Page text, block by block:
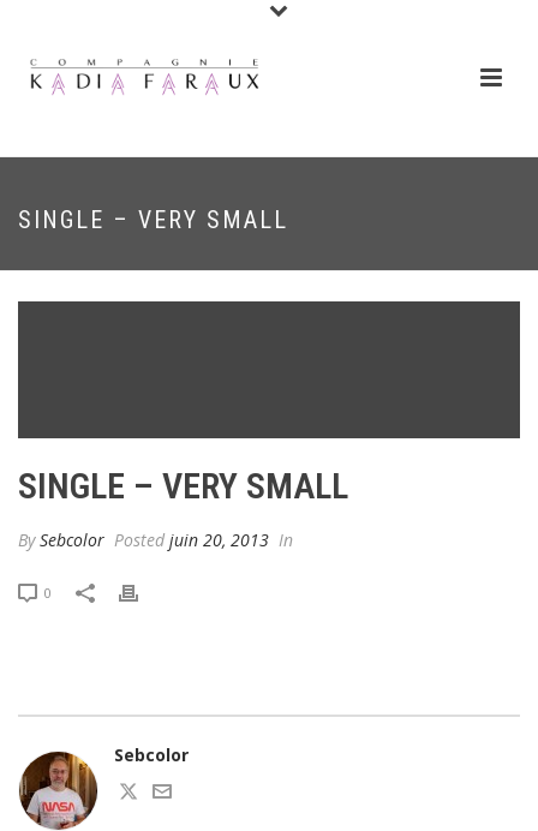
SINGLE – VERY SMALL
SINGLE – VERY SMALL
BySebcolor Posted juin 20, 2013 In
0
Sebcolor